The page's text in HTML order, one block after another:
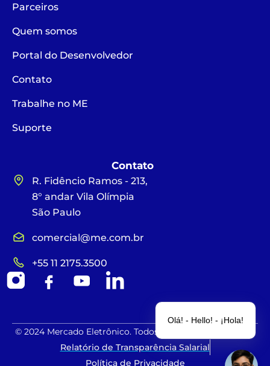
Parceiros
Quem somos
Portal do Desenvolvedor
Contato
Trabalhe no ME
Suporte
Contato
R. Fidêncio Ramos - 213,
8° andar Vila Olímpia
São Paulo
comercial@me.com.br
+55 11 2175.3500
© 2024 Mercado Eletrônico. Todos os direitos reservados.
Relatório de Transparência Salarial
Política de Privacidade
Olá! - Hello! - ¡Hola!